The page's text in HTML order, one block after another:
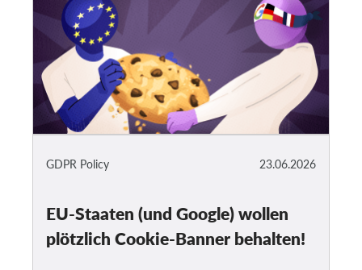
23.06.2026
GDPR Policy
EU-Staaten (und Google) wollen
plötzlich Cookie-Banner behalten!